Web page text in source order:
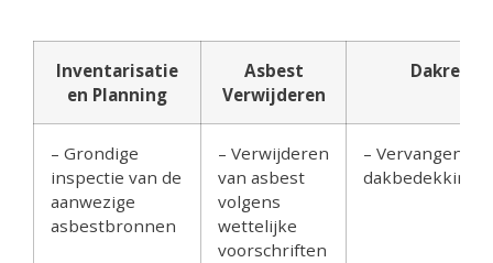
Inventarisatie
en Planning
Asbest
Verwijderen
– Grondige
inspectie van de
aanwezige
asbestbronnen
– Verwijderen
van asbest
volgens
wettelijke
voorschriften
– Vervangen
dakbedekking